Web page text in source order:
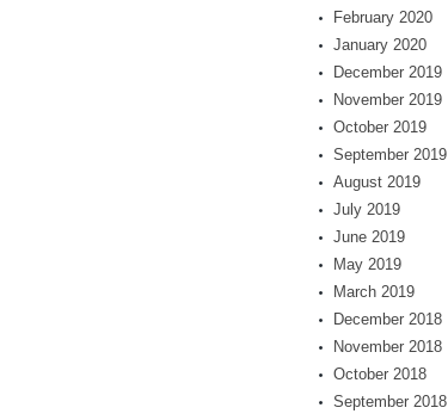
February 2020
January 2020
December 2019
November 2019
October 2019
September 2019
August 2019
July 2019
June 2019
May 2019
March 2019
December 2018
November 2018
October 2018
September 2018